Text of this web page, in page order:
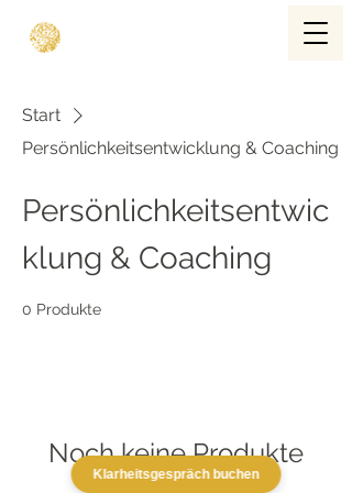
Start
Persönlichkeitsentwicklung & Coaching
Persönlichkeitsentwic
klung & Coaching
0 Produkte
Noch keine Produkte
vorhanden
Klarheitsgespräch buchen